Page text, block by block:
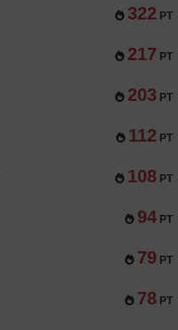
322 PT
217 PT
203 PT
112 PT
108 PT
94 PT
79 PT
78 PT